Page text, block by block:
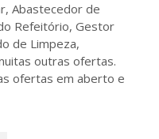
Abastecedor de
Refeitório, Gestor
de Limpeza,
outras ofertas.
ofertas em aberto e